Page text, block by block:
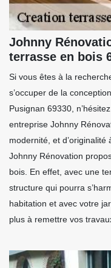
Johnny
terrasse en bois
Si vous êtes à la
s’occuper de la
Pusignan 69330,
entreprise Johnny
modernité, et
Johnny Rénovation
bois. En effet, avec une
structure qui pourra
habitation et avec votre
plus à remettre vos